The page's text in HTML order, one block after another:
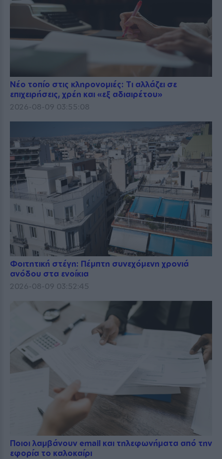
Νέο τοπίο στις κληρονομιές: Τι αλλάζει σε
επιχειρήσεις, χρέη και «εξ αδιαιρέτου»
2026-08-09 03:55:08
Φοιτητική στέγη: Πέμπτη συνεχόμενη χρονιά
ανόδου στα ενοίκια
2026-08-09 03:52:45
Ποιοι λαμβάνουν email και τηλεφωνήματα από την
εφορία το καλοκαίρι